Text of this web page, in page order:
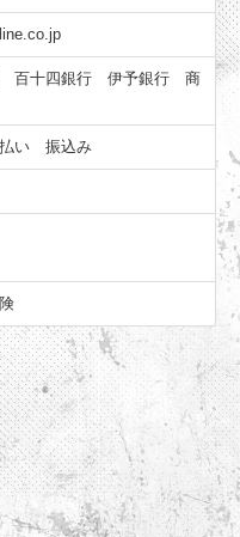
百十四銀行 伊予銀行 商
い 振込み
険